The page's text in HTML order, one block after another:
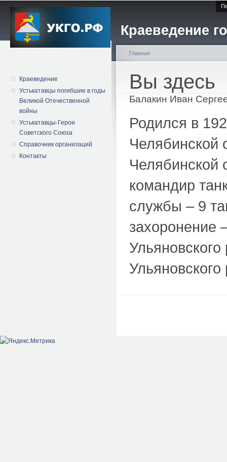
Краеведение
Краеведение
Устькатавцы погибшие в годы
Великой Отечественной
войны
Устькатавцы-Герои
Советского Союза
Справочник организаций
Контакты
Вы здесь
Главная
Балакин Иван
Родился в
Челябинской
Челябинской
командир
службы – 9
захоронение